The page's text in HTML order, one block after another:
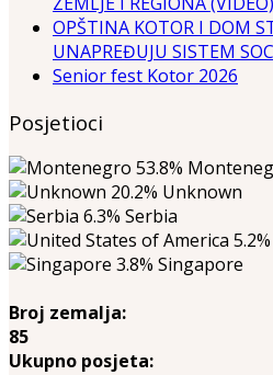
OPŠTINA KOTOR I DOM
UNAPREĐUJU SISTEM
Senior fest Kotor 2026
Posjetioci
53.8%
20.2% Unknown
6.3% Serbia
5.2%
3.8% Singapore
Broj zemalja:
85
Ukupno posjeta: